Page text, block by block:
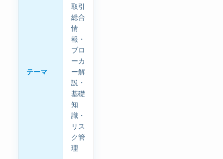
テーマ
取引
総合
情
報・
ブロ
ーカ
ー解
説・
基礎
知
識・
リス
ク管
理